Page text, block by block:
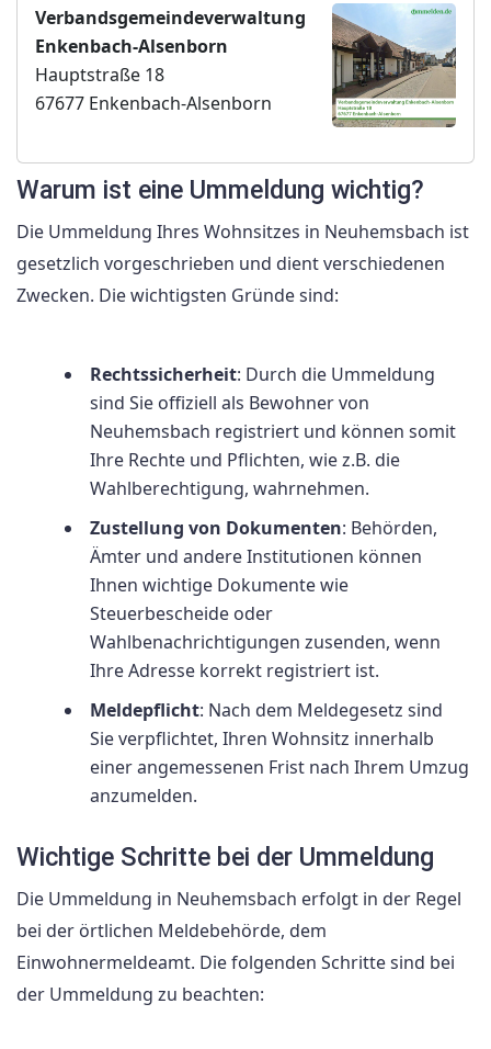
Verbandsgemeindeverwaltung
Enkenbach-Alsenborn
Hauptstraße 18
67677 Enkenbach-Alsenborn
Warum ist eine Ummeldung wichtig?
Die Ummeldung Ihres Wohnsitzes in Neuhemsbach ist
gesetzlich vorgeschrieben und dient verschiedenen
Zwecken. Die wichtigsten Gründe sind:
Rechtssicherheit: Durch die Ummeldung
sind Sie offiziell als Bewohner von
Neuhemsbach registriert und können somit
Ihre Rechte und Pflichten, wie z.B. die
Wahlberechtigung, wahrnehmen.
Zustellung von Dokumenten: Behörden,
Ämter und andere Institutionen können
Ihnen wichtige Dokumente wie
Steuerbescheide oder
Wahlbenachrichtigungen zusenden, wenn
Ihre Adresse korrekt registriert ist.
Meldepflicht: Nach dem Meldegesetz sind
Sie verpflichtet, Ihren Wohnsitz innerhalb
einer angemessenen Frist nach Ihrem Umzug
anzumelden.
Wichtige Schritte bei der Ummeldung
Die Ummeldung in Neuhemsbach erfolgt in der Regel
bei der örtlichen Meldebehörde, dem
Einwohnermeldeamt. Die folgenden Schritte sind bei
der Ummeldung zu beachten: